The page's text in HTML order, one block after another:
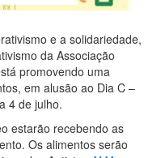
e a solidariedade,
da Associação
promovendo uma
em alusão ao Dia C –
4 de julho.
estarão recebendo as
Os alimentos serão